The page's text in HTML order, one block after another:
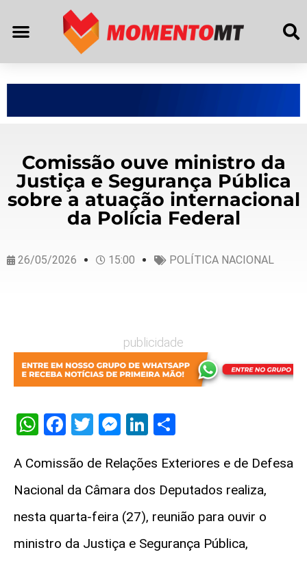
Comissão ouve ministro da
Justiça e Segurança Pública
sobre a atuação internacional
da Polícia Federal
26/05/2026 15:00 POLÍTICA NACIONAL
publicidade
WhatsApp
Facebook
Twitter
Messenger
LinkedIn
A Comissão de Relações Exteriores e de Defesa
Nacional da Câmara dos Deputados realiza,
nesta quarta-feira (27), reunião para ouvir o
ministro da Justiça e Segurança Pública,